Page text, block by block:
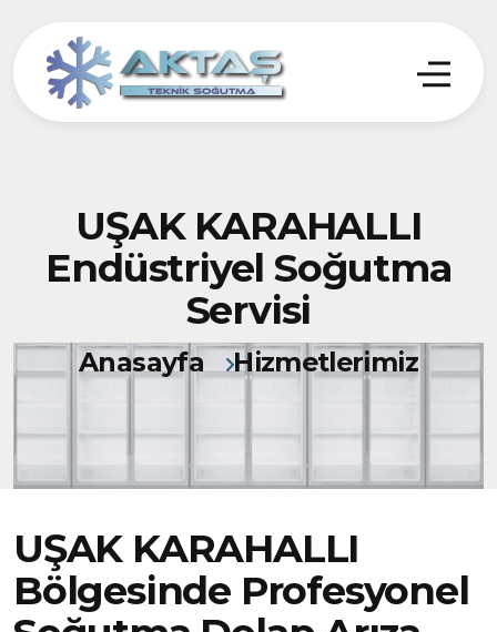
UŞAK KARAHALLI
Endüstriyel Soğutma
Servisi
Anasayfa Hizmetlerimiz
UŞAK KARAHALLI
Bölgesinde Profesyonel